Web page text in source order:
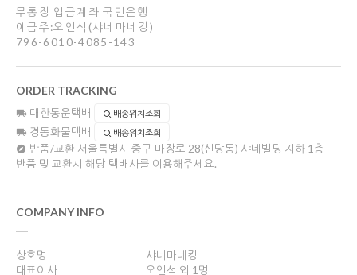
무통장 입금계좌 국민은행
예금주:오인석(샤네마네킹)
796-6010-4085-143
ORDER TRACKING
대한통운택배 배송위치조회
경동화물택배 배송위치조회
반품/교환 서울특별시 중구 마장로 28(신당동) 샤네빌딩 지하 1층
반품 및 교환시 해당 택배사를 이용해주세요.
COMPANY INFO
상호명
샤네마네킹
대표이사
오인석 외 1명